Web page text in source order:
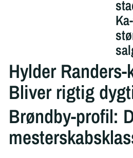
Hylder
Bliver rigtig
Brøndby-profil: